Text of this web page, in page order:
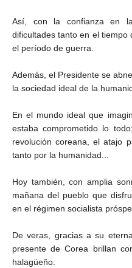
Así, con la confianza en
dificultades tanto en el tiempo
el período de guerra.
Además, el Presidente se
la sociedad ideal de la
En el mundo ideal que
estaba comprometido lo
revolución coreana, el atajo
tanto por la humanidad...
Hoy también, con amplia
mañana del pueblo que
en el régimen socialista
De veras, gracias a su
presente de Corea brillan
halagüeño.